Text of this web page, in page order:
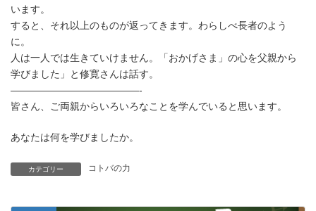
います。
すると、それ以上のものが返ってきます。わらしべ長者のよう
に。
人は一人では生きていけません。「おかげさま」の心を父親から
学びました」と修寛さんは話す。
—————————————-
皆さん、ご両親からいろいろなことを学んでいると思います。
あなたは何を学びましたか。
カテゴリー コトバの力